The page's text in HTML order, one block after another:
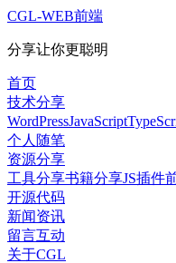
CGL-WEB前端
分享让你更聪明
首页
技术分享
WordPressJavaScript
个人随笔
资源分享
工具分享书籍分享JS插件
开源代码
新闻资讯
留言互动
关于CGL